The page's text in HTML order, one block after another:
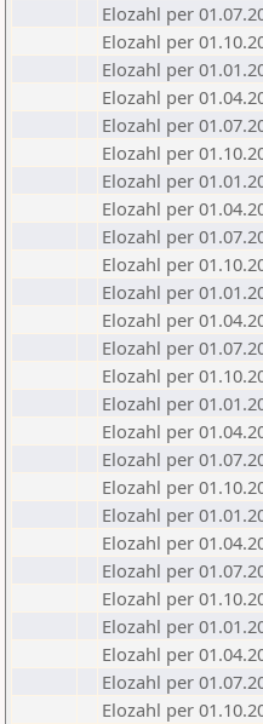
Elozahl per
Elozahl per
Elozahl per
Elozahl per
Elozahl per
Elozahl per
Elozahl per
Elozahl per
Elozahl per
Elozahl per
Elozahl per
Elozahl per
Elozahl per
Elozahl per
Elozahl per
Elozahl per
Elozahl per
Elozahl per
Elozahl per
Elozahl per
Elozahl per
Elozahl per
Elozahl per
Elozahl per
Elozahl per
Elozahl per